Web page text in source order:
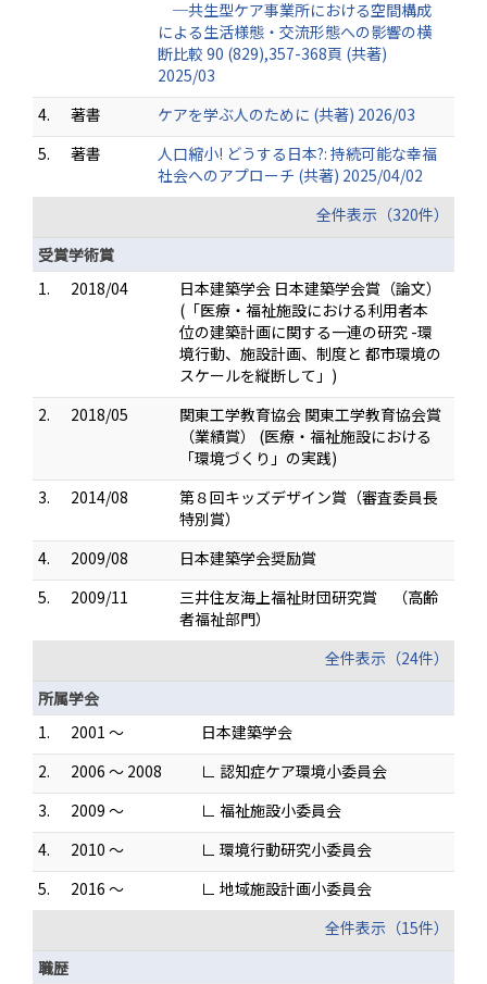
─共生型ケア事業所における空間構成
による生活様態・交流形態への影響の横
断比較 90 (829),357-368頁 (共著)
2025/03
4.
著書
ケアを学ぶ人のために (共著) 2026/03
5.
著書
人口縮小! どうする日本?: 持続可能な幸福
社会へのアプローチ (共著) 2025/04/02
全件表示（320件）
受賞学術賞
1.
2018/04
日本建築学会 日本建築学会賞（論文）
(「医療・福祉施設における利用者本
位の建築計画に関する一連の研究 -環
境行動、施設計画、制度と 都市環境の
スケールを縦断して」)
2.
2018/05
関東工学教育協会 関東工学教育協会賞
（業績賞） (医療・福祉施設における
「環境づくり」の実践)
3.
2014/08
第８回キッズデザイン賞（審査委員長
特別賞）
4.
2009/08
日本建築学会奨励賞
5.
2009/11
三井住友海上福祉財団研究賞 （高齢
者福祉部門）
全件表示（24件）
所属学会
1.
2001 ～
日本建築学会
2.
2006 ～ 2008
∟ 認知症ケア環境小委員会
3.
2009 ～
∟ 福祉施設小委員会
4.
2010 ～
∟ 環境行動研究小委員会
5.
2016 ～
∟ 地域施設計画小委員会
全件表示（15件）
職歴